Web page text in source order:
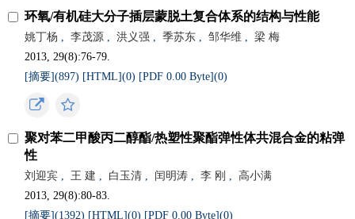
环氧/有机硅大分子插层蒙脱土复合体系的结构与性能
姚丁杨 , 李茂源 , 洪义强 , 季苏东 , 邹华维 ,
梁 梅
2013, 29(8):76-79.
[摘要](897) [HTML](0) [PDF 0.00 Byte](0)
聚对苯二甲酸丙二醇酯/热塑性聚酯弹性体共混合金的粘弹
性
刘迎宾 , 王 建 , 白玉清 , 闰明涛 , 李 刚 ,
高小满
2013, 29(8):80-83.
[摘要](1392) [HTML](0) [PDF 0.00 Byte](0)